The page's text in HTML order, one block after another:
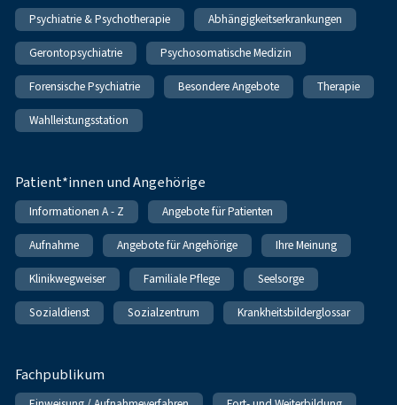
Psychiatrie & Psychotherapie Abhängigkeitserkrankungen
Gerontopsychiatrie Psychosomatische Medizin
Forensische Psychiatrie Besondere Angebote Therapie
Wahlleistungsstation
Patient*innen und Angehörige
Informationen A - Z Angebote für Patienten
Aufnahme Angebote für Angehörige Ihre Meinung
Klinikwegweiser Familiale Pflege Seelsorge
Sozialdienst Sozialzentrum Krankheitsbilderglossar
Fachpublikum